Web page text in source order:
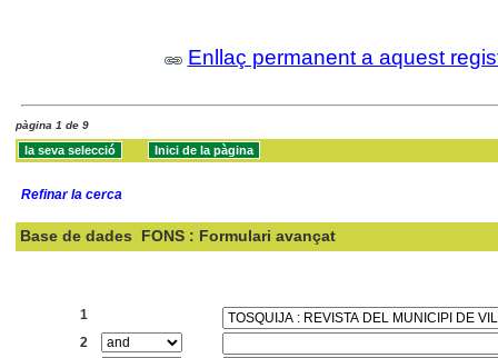
Enllaç permanent a aquest
pàgina 1 de 9
Refinar la cerca
Base de dades FONS : Formulari avançat
1
2